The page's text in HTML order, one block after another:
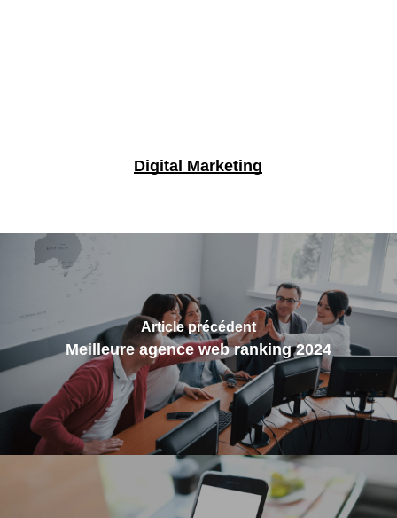
Digital Marketing
Article précédent
Meilleure agence web ranking 2024